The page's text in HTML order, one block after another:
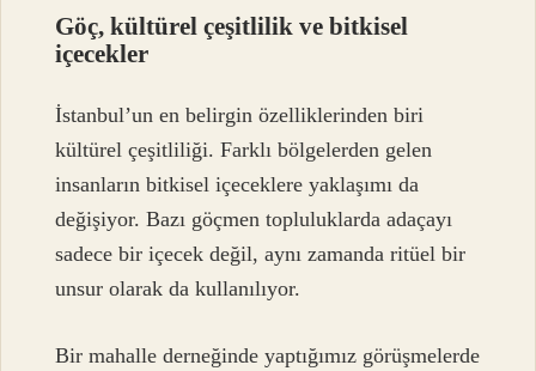
Göç, kültürel çeşitlilik ve bitkisel
içecekler
İstanbul’un en belirgin özelliklerinden biri
kültürel çeşitliliği. Farklı bölgelerden gelen
insanların bitkisel içeceklere yaklaşımı da
değişiyor. Bazı göçmen topluluklarda adaçayı
sadece bir içecek değil, aynı zamanda ritüel bir
unsur olarak da kullanılıyor.
Bir mahalle derneğinde yaptığımız görüşmelerde